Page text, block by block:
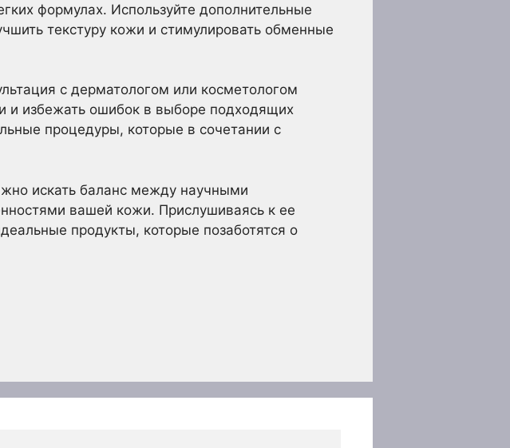
формулах. Используйте дополнительные
текстуру кожи и стимулировать обменные
с дерматологом или косметологом
и избежать ошибок в выборе подходящих
процедуры, которые в сочетании с
искать баланс между научными
вашей кожи. Прислушиваясь к ее
продукты, которые позаботятся о